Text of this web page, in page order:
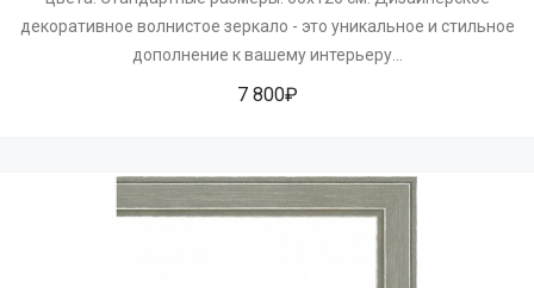
декоративное волнистое зеркало - это уникальное и стильное
дополнение к вашему интерьеру...
7 800₽